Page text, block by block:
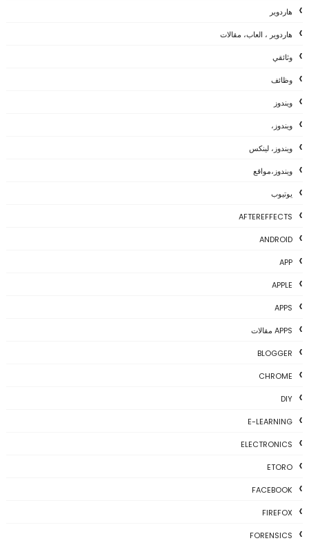
هاردوير
هاردوير ، العاب، مقالات
وثائقي
وظائف
ويندوز
ويندوز،
ويندوز، لينكس
ويندوز،مواقع
يوتيوب
AFTEREFFECTS
ANDROID
APP
APPLE
APPS
APPS مقالات
BLOGGER
CHROME
DIY
E-LEARNING
ELECTRONICS
ETORO
FACEBOOK
FIREFOX
FORENSICS